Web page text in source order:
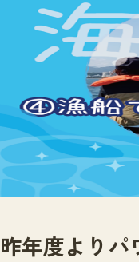
小
生物多様性ふく
サ
昨年度よりパ